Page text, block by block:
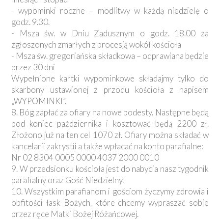
- wypominki roczne – modlitwy w każdą niedzielę o
godz. 9.30.
- Msza św. w Dniu Zadusznym o godz. 18.00 za
zgłoszonych zmarłych z procesją wokół kościoła
- Msza św. gregoriańska składkowa – odprawiana będzie
przez 30 dni
Wypełnione kartki wypominkowe składajmy tylko do
skarbony ustawionej z przodu kościoła z napisem
„WYPOMINKI”.
8. Bóg zapłać za ofiary na nowe podesty. Następne będą
pod koniec października i kosztować będą 2200 zł.
Złożono już na ten cel 1070 zł. Ofiary można składać w
kancelarii zakrystii a także wpłacać na konto parafialne:
Nr 02 8304 0005 0000 4037 2000 0010
9. W przedsionku kościoła jest do nabycia nasz tygodnik
parafialny oraz Gość Niedzielny.
10. Wszystkim parafianom i gościom życzymy zdrowia i
obfitości łask Bożych, które chcemy wypraszać sobie
przez ręce Matki Bożej Różańcowej.